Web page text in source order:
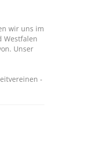
wir uns im
Westfalen
Unser
-